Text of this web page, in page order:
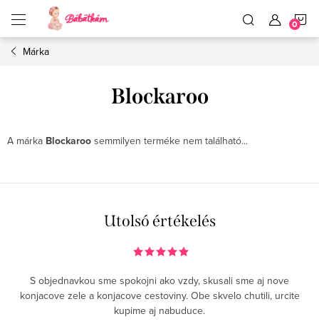
fő
tartalomhoz
Márka
Blockaroo
A márka Blockaroo semmilyen terméke nem található...
Utolsó értékelés
S objednavkou sme spokojni ako vzdy, skusali sme aj nove
konjacove zele a konjacove cestoviny. Obe skvelo chutili, urcite
kupime aj nabuduce.